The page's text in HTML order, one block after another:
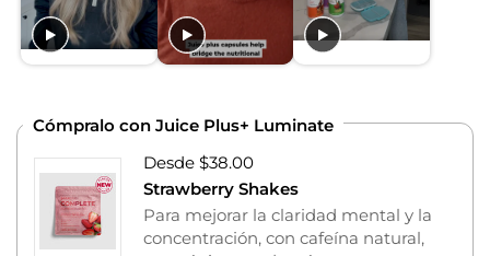
Cómpralo con Juice Plus+ Luminate
Desde $38.00
Strawberry Shakes
Para mejorar la claridad mental y la
concentración, con cafeína natural,